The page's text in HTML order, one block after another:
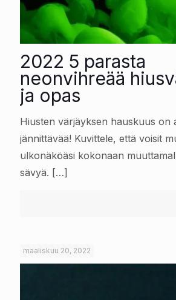
2022 5 parasta
neonvihreää
ja opas
Hiusten värjäyksen hauskuus on
jännittävää! Kuvittele, että voisit
ulkonäköäsi kokonaan
sävyä. […]
maaliskuu 20, 2022